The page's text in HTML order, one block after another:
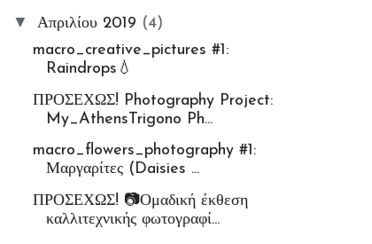
▼ Απριλίου 2019 (4)
macro_creative_pictures #1:
Raindrops💧
ΠΡΟΣΕΧΩΣ! Photography Project:
My_AthensTrigono Ph...
macro_flowers_photography #1:
Μαργαρίτες (Daisies ...
ΠΡΟΣΕΧΩΣ! 📷Ομαδική έκθεση
καλλιτεχνικής φωτογραφί...